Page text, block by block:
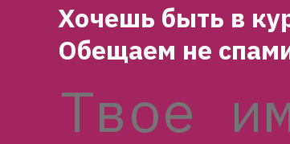
Хочешь быть в
Обещаем не